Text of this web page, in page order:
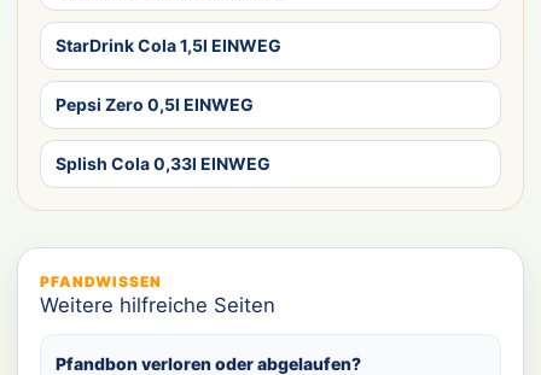
StarDrink Cola 1,5l EINWEG
Pepsi Zero 0,5l EINWEG
Splish Cola 0,33l EINWEG
PFANDWISSEN
Weitere hilfreiche Seiten
Pfandbon verloren oder abgelaufen?